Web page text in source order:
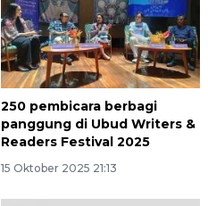
250 pembicara berbagi
panggung di Ubud Writers &
Readers Festival 2025
15 Oktober 2025 21:13